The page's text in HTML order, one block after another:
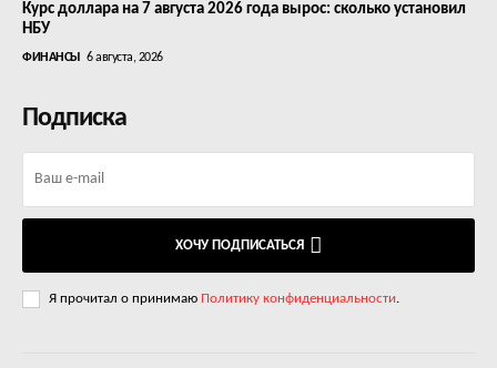
Курс доллара на 7 августа 2026 года вырос: сколько установил
НБУ
ФИНАНСЫ 6 августа, 2026
Подписка
ХОЧУ ПОДПИСАТЬСЯ
Я прочитал о принимаю Политику конфиденциальности.